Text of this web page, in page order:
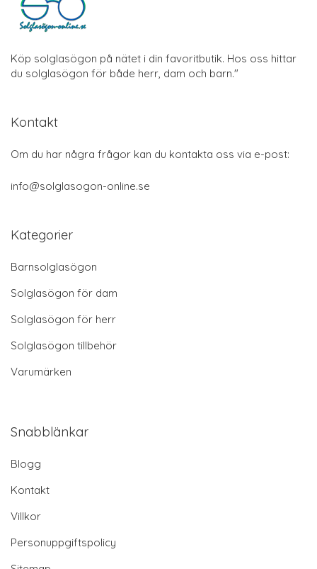
Köp solglasögon på nätet i din favoritbutik. Hos oss hittar
du solglasögon för både herr, dam och barn."
Kontakt
Om du har några frågor kan du kontakta oss via e-post:
info@solglasogon-online.se
Kategorier
Barnsolglasögon
Solglasögon för dam
Solglasögon för herr
Solglasögon tillbehör
Varumärken
Snabblänkar
Blogg
Kontakt
Villkor
Personuppgiftspolicy